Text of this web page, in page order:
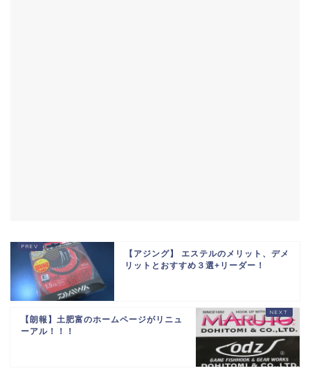
【アジング】 エステルのメリット、デメ
リットとおすすめ３選+リーダー！
【朗報】土肥富のホームページがリニュ
ーアル！！！